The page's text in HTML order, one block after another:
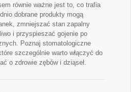
równie ważne jest to, co trafia
dobrane produkty mogą
zmniejszać stan zapalny
i przyspieszać gojenie po
Poznaj stomatologiczne
szczególnie warto włączyć do
o zdrowie zębów i dziąseł.